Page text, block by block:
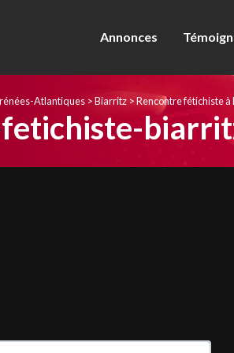
Annonces
Atlantiques >Biarritz >Rencontre fétichiste à